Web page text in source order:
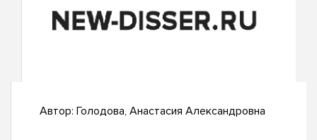
Автор: Голодова, Анастасия Александровна